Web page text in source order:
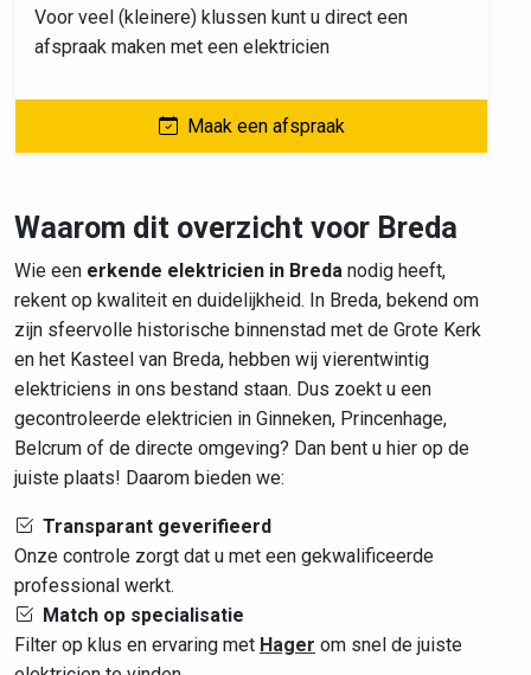
Voor veel (kleinere) klussen kunt u direct een
afspraak maken met een elektricien
Maak een afspraak
Waarom dit overzicht voor Breda
Wie een erkende elektricien in Breda nodig heeft,
rekent op kwaliteit en duidelijkheid. In Breda, bekend om
zijn sfeervolle historische binnenstad met de Grote Kerk
en het Kasteel van Breda, hebben wij vierentwintig
elektriciens in ons bestand staan. Dus zoekt u een
gecontroleerde elektricien in Ginneken, Princenhage,
Belcrum of de directe omgeving? Dan bent u hier op de
juiste plaats! Daarom bieden we:
Transparant geverifieerd
Onze controle zorgt dat u met een gekwalificeerde
professional werkt.
Match op specialisatie
Filter op klus en ervaring met Hager om snel de juiste